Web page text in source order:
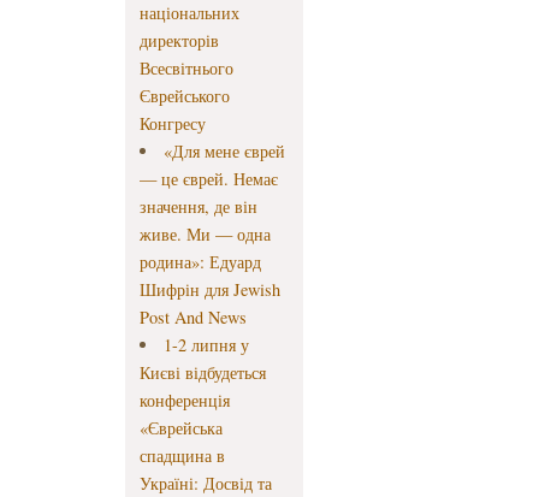
національних
директорів
Всесвітнього
Єврейського
Конгресу
«Для мене єврей
— це єврей. Немає
значення, де він
живе. Ми — одна
родина»: Едуард
Шифрін для Jewish
Post And News
1-2 липня у
Києві відбудеться
конференція
«Єврейська
спадщина в
Україні: Досвід та